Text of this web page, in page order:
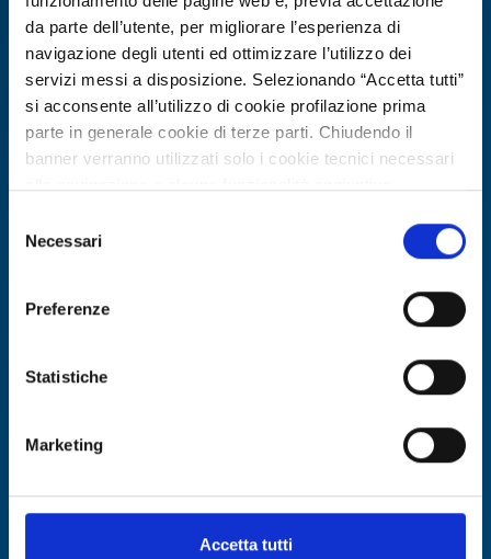
da parte dell’utente, per migliorare l’esperienza di
navigazione degli utenti ed ottimizzare l’utilizzo dei
servizi messi a disposizione. Selezionando “Accetta tutti”
si acconsente all’utilizzo di cookie profilazione prima
parte in generale cookie di terze parti. Chiudendo il
banner verranno utilizzati solo i cookie tecnici necessari
Per conoscere i dettagli, consulta la nostra cookie policy.
https://www.openinnovation.regione.lombardia.it/it/co
https://www.openinnovation.regione.lombardia.it/it/pr
delNecessari
Preferenze
Statistiche
Marketing
Accetta tutti
Ricerca fornitore
Azienda polacca cerca laboratorio per
test di tenuta packaging cosmetico
ID EEN: BRPL20260416007
SCOPRI DI PIÙ →